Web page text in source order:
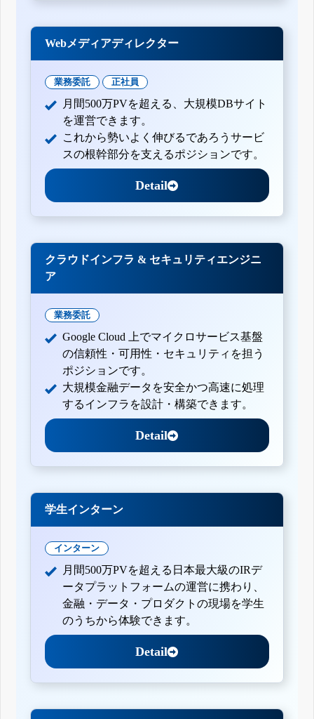
Webメディアディレクター
業務委託 正社員
月間500万PVを超える、大規模DBサイト
を運営できます。
これから勢いよく伸びるであろうサービ
スの根幹部分を支えるポジションです。
Detail
クラウドインフラ & セキュリティエンジニ
ア
業務委託
Google Cloud 上でマイクロサービス基盤
の信頼性・可用性・セキュリティを担う
ポジションです。
大規模金融データを安全かつ高速に処理
するインフラを設計・構築できます。
Detail
学生インターン
インターン
月間500万PVを超える日本最大級のIRデ
ータプラットフォームの運営に携わり、
金融・データ・プロダクトの現場を学生
のうちから体験できます。
Detail